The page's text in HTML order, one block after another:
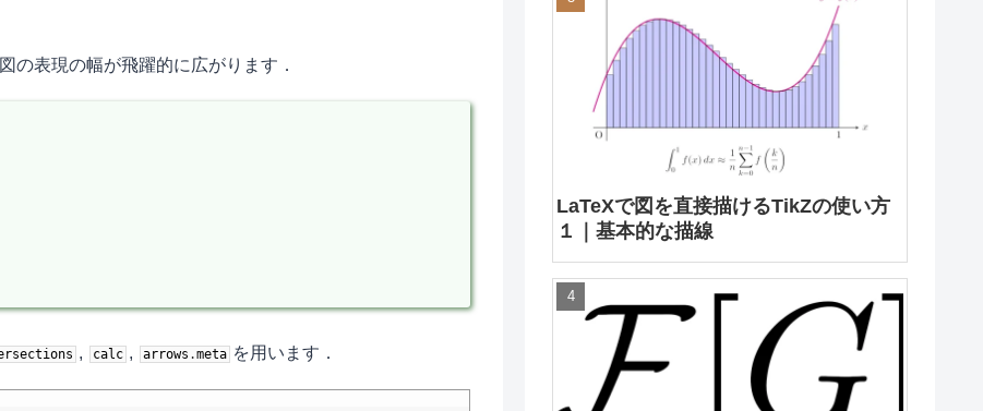
の表現の幅が飛躍的に広がります．
, calc , arrows .meta を用います．
LaTeXで図を直接描けるTikZの使い方
１｜基本的な描線